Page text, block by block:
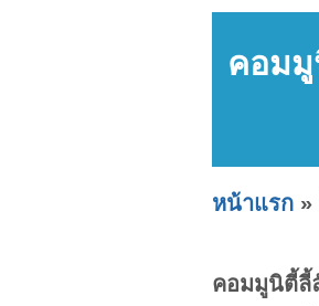
คอมมู
หน้าแรก »
คอมมูนิตี้ลี้